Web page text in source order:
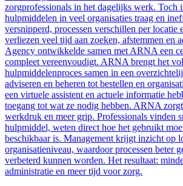
zorgprofessionals in het dagelijks werk. Toch
hulpmiddelen in veel organisaties traag en
versnipperd, processen verschillen per locatie
verliezen veel tijd aan zoeken, afstemmen en
Agency ontwikkelde samen met ARNA een
compleet vereenvoudigt. ARNA brengt het
hulpmiddelenproces samen in een
adviseren en beheren tot bestellen en
een virtuele assistent en actuele informatie
toegang tot wat ze nodig hebben. ARNA
werkdruk en meer grip. Professionals vinden
hulpmiddel, weten direct hoe het gebruikt
beschikbaar is. Management krijgt inzicht op
organisatieniveau, waardoor processen beter
verbeterd kunnen worden. Het resultaat:
administratie en meer tijd voor zorg.